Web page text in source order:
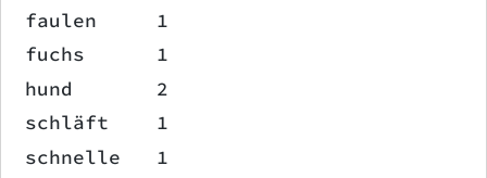
faulen     1
fuchs      1
hund       2
schläft    1
schnelle   1